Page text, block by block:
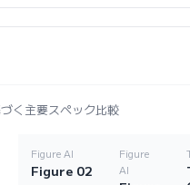
く主要スペック比較
Figure AI
Figure 02
Figure
AI